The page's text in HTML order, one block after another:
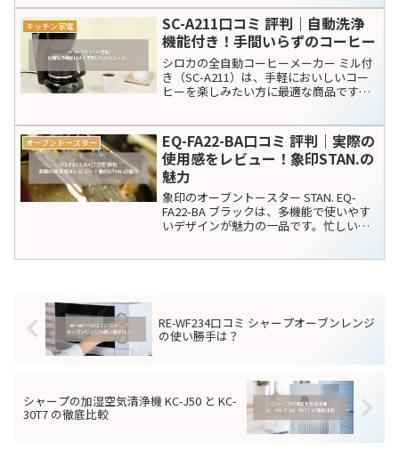
ストセラー、ホームベーカリー
SB-111の魅力
シロカのホームベーカリーSB-111は、初
心者でも簡単に美味しいパンが作れるこ
とで人気です。このモデルの特徴は、使
いやすさと多機能性にあります。実際の
実力は口コミで裏付けられています。こ
こでは、良い口コミ...
EC885J-M口コミ 評判｜デロンギ
の人気マシンの特徴とリアルなレ
ビュー
デロンギのエスプレッソ・カプチーノメ
ーカー「デディカ アルテ」は、コンパク
トながら本格的なエスプレッソとカプチ
ーノが楽しめるマシンです。スタイリッ
り、自宅で簡単にカフェの味を再現でき
TOA-29SJ口コミ 評判｜ノンフラ
クイジナートのノンフライオーブントー
スター シルバー（TOA-29SJ）は、健康
す。油を使わずにフライドポテトやチキ
ンをカリカリに仕上げるノンフライ機能
や、多機能オーブンとしての使い勝手の
良さが魅力です。...
キッチン家電
SC-A371口コミ 評判｜ミル付き
全自動のおすすめポイント！
シロカのコーヒーメーカー ミル付き 全自